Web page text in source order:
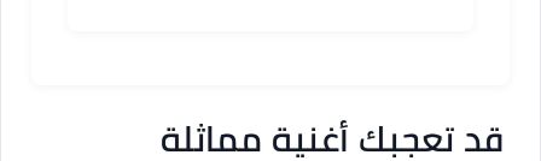
قد تعجبك أغنية مماثلة